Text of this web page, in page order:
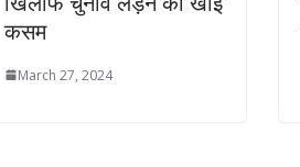
कसम
March 27, 2024